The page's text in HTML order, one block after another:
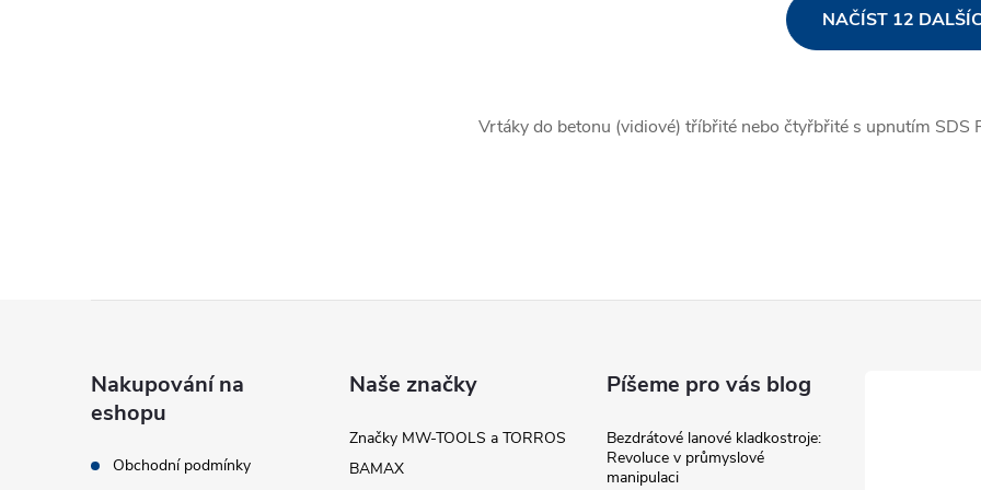
á
v
NAČÍST 12
Vrtáky do betonu (vidiové) tříbřité nebo čtyřbřité s upnutím SDS
Nakupování na
eshopu
Obchodní podmínky
Naše značky
Značky MW-TOOLS a TORROS
BAMAX
Píšeme pro vás blog
Bezdrátové lanové kladkostroje:
Revoluce v průmyslové
manipulaci